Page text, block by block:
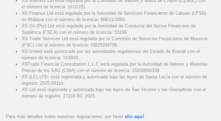
el número de licencia: (412/22).
XS Finance Ltd está regulada por la Autoridad de Servicios Financieros de Labuan (LFSA)
en Malasia con el número de licencia: MB/21/0081.
XS ZA (Pty) Ltd está regulada por la Autoridad de Conducta del Sector Financiero de
Sudáfrica (FSCA) con el número de licencia: 53199.
XS Trade Services Ltd está regulada por la Comisión de Servicios Financieros de Mauricio
(FSC) con el número de licencia: GB25204786.
XS United está autorizada por las autoridades regulatorias del Estado de Kuwait con el
número de licencia: 513918.
XSTrade Financial Consultation L.L.C está regulada por la Autoridad de Valores y Materias
Primas de los EAU (CMA) con el número de licencia: 20200000339.
XS (LC) LTD. está registrada y autorizada bajo las leyes de Santa Lucía con el número de
registro: 2025-00114.
XS Ltd está registrada y autorizada bajo las leyes de San Vicente y las Granadinas con el
número de registro: 27216 BC 2025.
Para más detalles sobre nuestras regulaciones, por favor clic aquí .